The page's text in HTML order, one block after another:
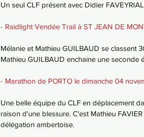
Un seul CLF présent avec Didier
- Raidlight Vendée Trail à ST JEAN DE
Mélanie et Mathieu GUILBAUD se classent
Mathieu GUILBAUD enchaine une seconde
- Marathon de PORTO le dimanche 04
Une belle équipe du CLF en déplacement
raison d'une blessure. C'est Mathieu
délégation ambertoise.